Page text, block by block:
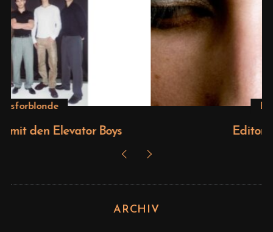
Beauty
Editorial – Venus
ARCHIV